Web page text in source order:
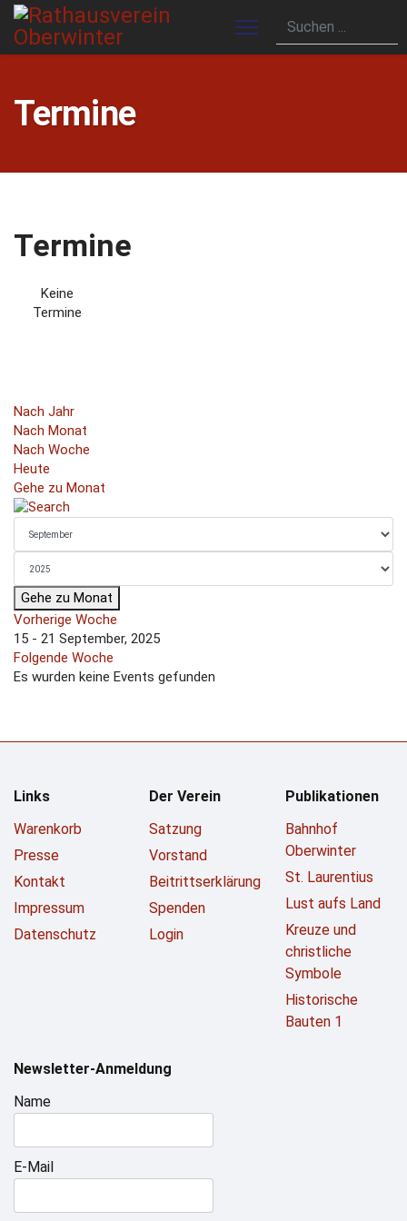
Termine
Termine
Keine
Termine
Nach Jahr
Nach Monat
Nach Woche
Heute
Gehe zu Monat
Gehe zu Monat
Vorherige Woche
15 - 21 September, 2025
Folgende Woche
Es wurden keine Events gefunden
Links
Warenkorb
Presse
Kontakt
Impressum
Datenschutz
Der Verein
Satzung
Vorstand
Beitrittserklärung
Spenden
Login
Publikationen
Bahnhof
Oberwinter
St. Laurentius
Lust aufs Land
Kreuze und
christliche
Symbole
Historische
Bauten 1
Newsletter-Anmeldung
Name
E-Mail